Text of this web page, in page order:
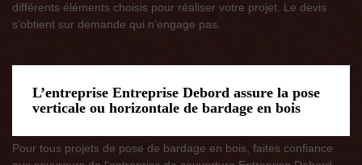
différents éléments choisis pour réaliser votre projet. Le devis
s’obtient sur demande qui n’engage pas.
L’entreprise Entreprise Debord assure la pose
verticale ou horizontale de bardage en bois
Pour tous projets de pose de bardage en bois, faites confiance